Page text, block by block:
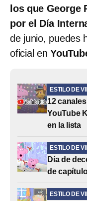
los que George
por el Día
de junio, puedes
oficial en
ESTILO DE
12
YouTube
en la lista
ESTILO DE
Día de
de
ESTILO DE